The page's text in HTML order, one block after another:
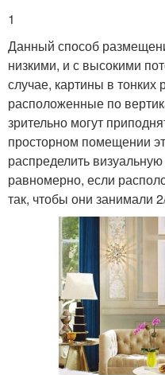
1
Данный способ
низкими, и с высокими
случае, картины в тонких
расположенные по
зрительно могут
просторном помещении
распределить
равномерно, если
так, чтобы они занимали